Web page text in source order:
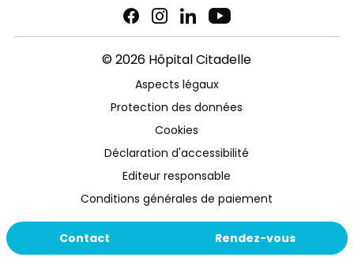
Contact Rendez-vous
© 2026 Hôpital Citadelle
Aspects légaux
Protection des données
Cookies
Déclaration d'accessibilité
Editeur responsable
Conditions générales de paiement